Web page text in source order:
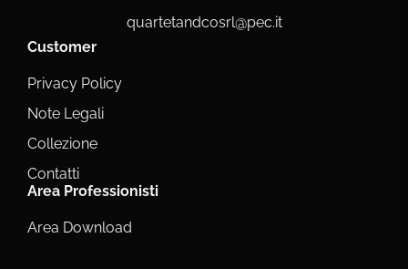
quartetandcosrl@pec.it
Customer
Privacy Policy
Note Legali
Collezione
Contatti
Area Professionisti
Area Download